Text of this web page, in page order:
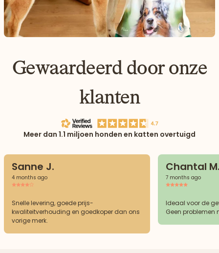
Gewaardeerd door onze
klanten
Meer dan 1.1 miljoen honden en katten overtuigd
Sanne J.
4 months ago
Snelle levering, goede prijs-
kwaliteitverhouding en goedkoper dan ons
vorige merk.
Chantal
7 months ago
Ideaal voor de
Geen problemen